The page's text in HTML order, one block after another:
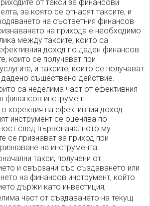
от такси за финансови
за която се отнасят таксите, и
на съответния финансов
на прихода е необходимо
между таксите, които са
доход по даден финансов
които се получават при
и таксите, които се получават
дадено съществено действие.
са неделима част от ефективния
финансов инструмент.
корекция на ефективния доход.
инструмент се оценява по
след първоначалното му
се признават за приход при
на инструмента.
такси, получени от
и свързани със създаването или
на финансов инструмент, който
държи като инвестиция;
част от създаването на текущ